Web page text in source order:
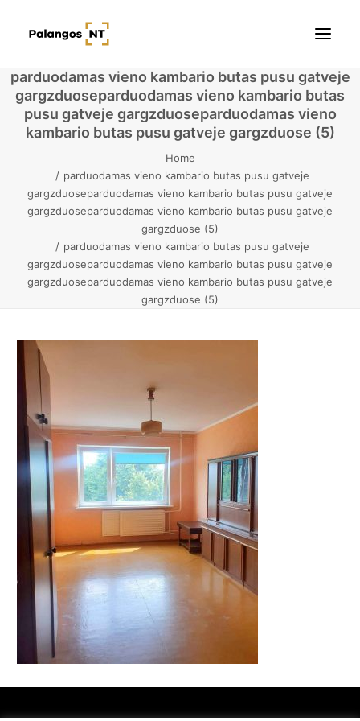
Pradžia
Namai / Kotedžai
Žemės sklypai
Kontaktai
parduodamas vieno kambario butas pusu gatveje
gargzduoseparduodamas vieno kambario butas
pusu gatveje gargzduoseparduodamas vieno
kambario butas pusu gatveje gargzduose (5)
Home
parduodamas vieno kambario butas pusu gatveje
gargzduoseparduodamas vieno kambario butas pusu gatveje
gargzduoseparduodamas vieno kambario butas pusu gatveje
gargzduose (5)
parduodamas vieno kambario butas pusu gatveje
gargzduoseparduodamas vieno kambario butas pusu gatveje
gargzduoseparduodamas vieno kambario butas pusu gatveje
gargzduose (5)